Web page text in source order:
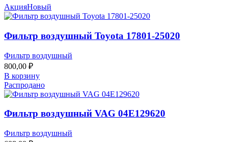
АкцияНовый
Фильтр воздушный Toyota 17801-25020
Фильтр воздушный
800,00 ₽
В корзину
Распродано
Фильтр воздушный VAG 04E129620
Фильтр воздушный